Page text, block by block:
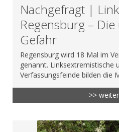
Nachgefragt |
Regensburg –
Gefahr
Regensburg wird 18 Mal im
genannt. Linksextremistische
Verfassungsfeinde bilden die
>>